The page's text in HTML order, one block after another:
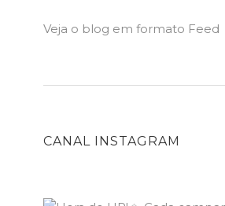
Veja o blog em formato Feed
CANAL INSTAGRAM